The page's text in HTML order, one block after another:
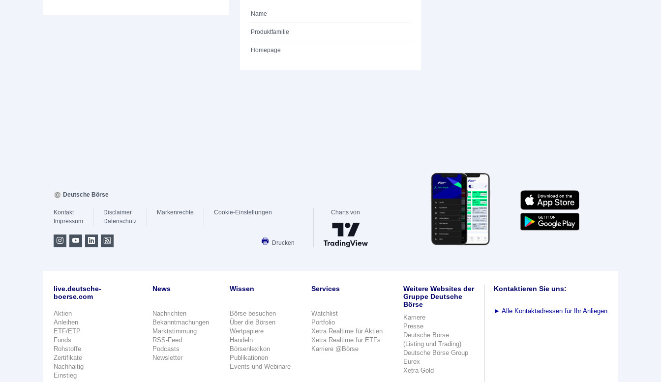
Name
Produktfamilie
Homepage
Deutsche Börse
Kontakt
Impressum
Disclaimer
Datenschutz
Markenrechte Cookie-Einstellungen
Drucken
Charts von
live.deutsche-
boerse.com
Aktien
Anleihen
ETF/ETP
Fonds
Rohstoffe
Zertifikate
Nachhaltig
Einstieg
News
Nachrichten
Bekanntmachungen
Marktstimmung
RSS-Feed
Podcasts
Newsletter
Wissen
Börse besuchen
Über die Börsen
Wertpapiere
Handeln
Börsenlexikon
Publikationen
Events und Webinare
Services
Watchlist
Portfolio
Xetra Realtime für Aktien
Xetra Realtime für ETFs
Karriere @Börse
Weitere Websites der
Gruppe Deutsche
Börse
Karriere
Presse
Deutsche Börse
(Listing und Trading)
Deutsche Börse Group
Eurex
Xetra-Gold
Kontaktieren Sie uns:
► Alle Kontaktadressen für Ihr Anliegen